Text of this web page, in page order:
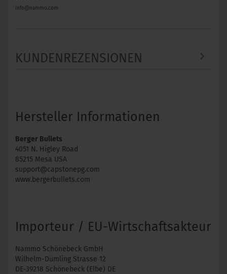
info@nammo.com
KUNDENREZENSIONEN
Hersteller Informationen
Berger Bullets
4051 N. Higley Road
85215 Mesa USA
support@capstonepg.com
www.bergerbullets.com
Importeur / EU-Wirtschaftsakteur
Nammo Schönebeck GmbH
Wilhelm-Dümling Strasse 12
DE-39218 Schönebeck (Elbe) DE